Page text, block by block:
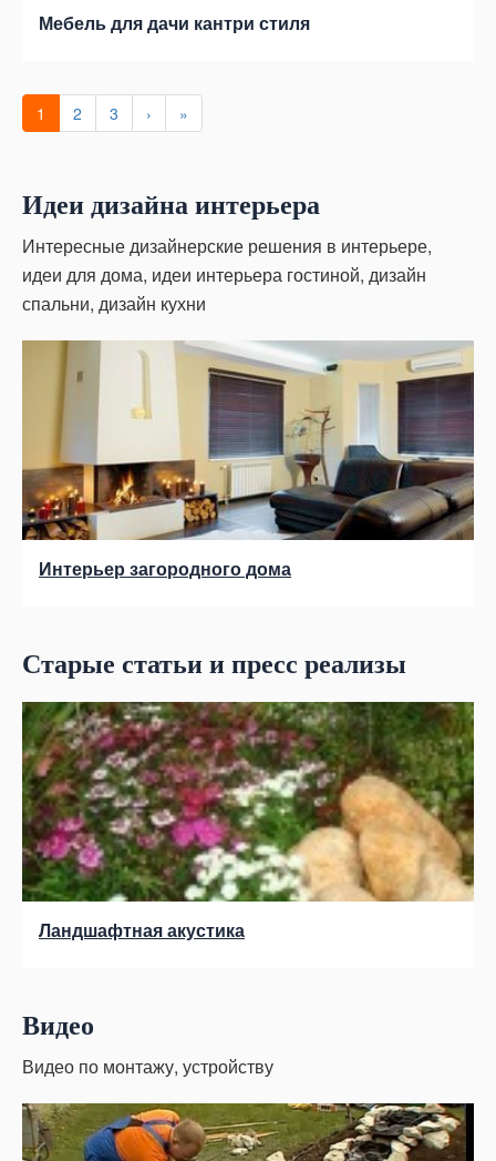
Мебель для дачи кантри стиля
1 2 3 › »
Идеи дизайна интерьера
Интересные дизайнерские решения в интерьере,
идеи для дома, идеи интерьера гостиной, дизайн
спальни, дизайн кухни
Интерьер загородного дома
Старые статьи и пресс реализы
Ландшафтная акустика
Видео
Видео по монтажу, устройству